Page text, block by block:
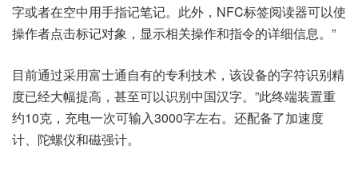
字或者在空中用手指记笔记。此外，NFC标签阅读器可以使
操作者点击标记对象，显示相关操作和指令的详细信息。”
目前通过采用富士通自有的专利技术，该设备的字符识别精
度已经大幅提高，甚至可以识别中国汉字。”此终端装置重
约10克，充电一次可输入3000字左右。还配备了加速度
计、陀螺仪和磁强计。